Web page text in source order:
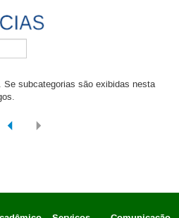
Se subcategorias são exibidas nesta